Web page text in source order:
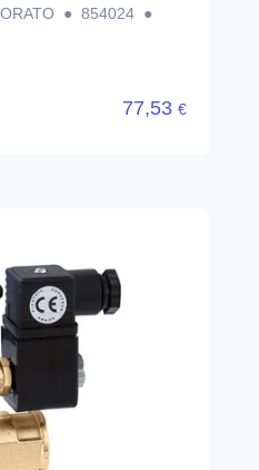
● 854024 ●
77,53 €